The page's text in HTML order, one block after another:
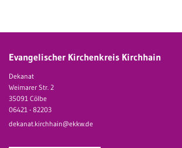
Evangelischer Kirchenkreis Kirchhain
Dekanat
Weimarer Str. 2
35091 Cölbe
06421 - 82203
dekanat.kirchhain@ekkw.de